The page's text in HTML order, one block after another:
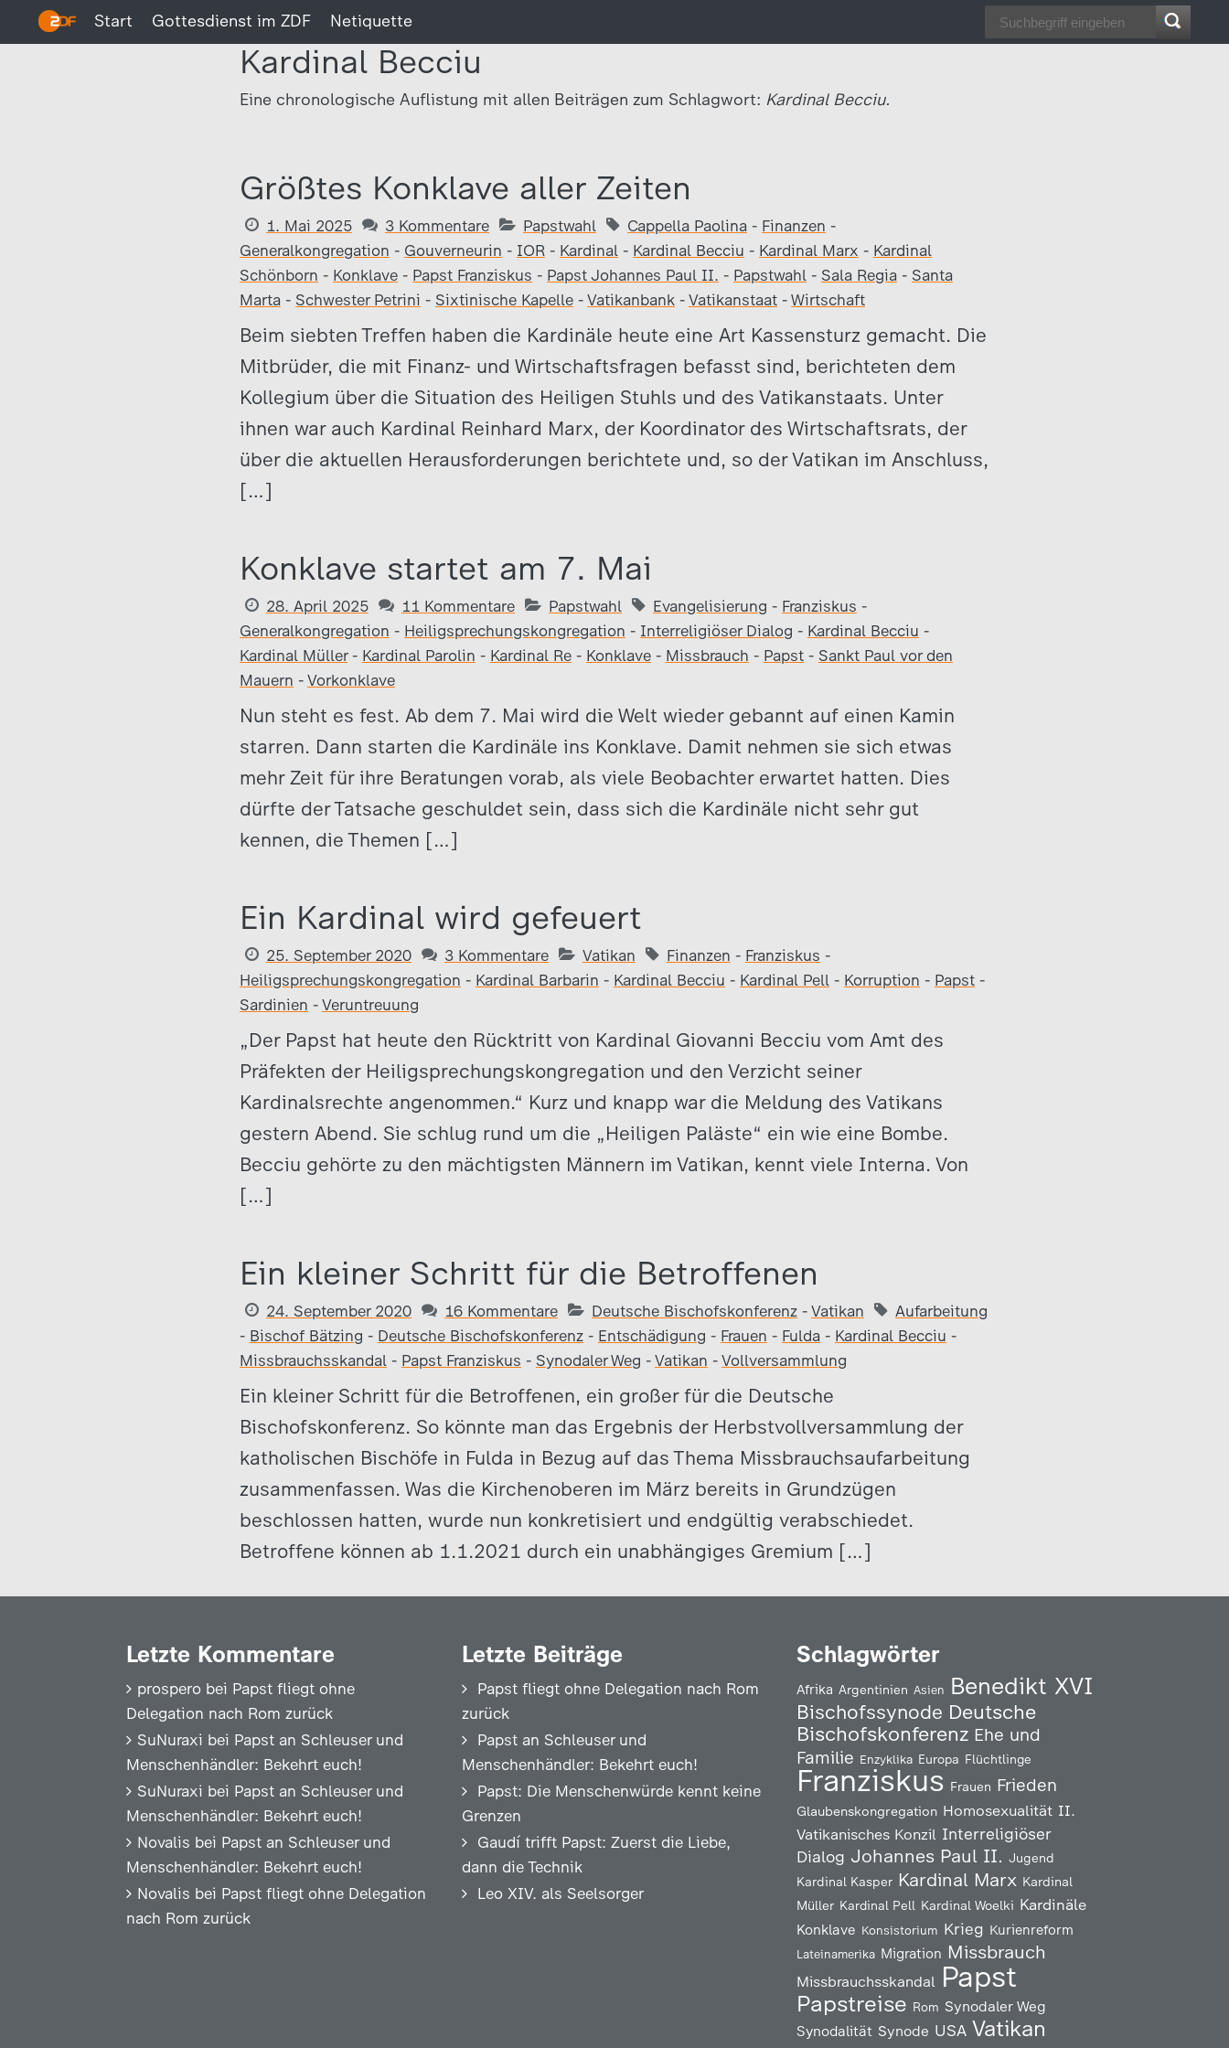
Start Gottesdienst im ZDF Netiquette
Kardinal Becciu
Eine chronologische Auflistung mit allen Beiträgen zum Schlagwort: Kardinal Becciu.
Größtes Konklave aller Zeiten
1. Mai 2025 3 Kommentare Papstwahl Cappella Paolina - Finanzen -
Generalkongregation - Gouverneurin - IOR - Kardinal - Kardinal Becciu - Kardinal Marx - Kardinal
Schönborn - Konklave - Papst Franziskus - Papst Johannes Paul II. - Papstwahl - Sala Regia - Santa
Marta - Schwester Petrini - Sixtinische Kapelle - Vatikanbank - Vatikanstaat - Wirtschaft
Beim siebten Treffen haben die Kardinäle heute eine Art Kassensturz gemacht. Die
Mitbrüder, die mit Finanz- und Wirtschaftsfragen befasst sind, berichteten dem
Kollegium über die Situation des Heiligen Stuhls und des Vatikanstaats. Unter
ihnen war auch Kardinal Reinhard Marx, der Koordinator des Wirtschaftsrats, der
über die aktuellen Herausforderungen berichtete und, so der Vatikan im Anschluss,
[…]
Konklave startet am 7. Mai
28. April 2025 11 Kommentare Papstwahl Evangelisierung - Franziskus -
Generalkongregation - Heiligsprechungskongregation - Interreligiöser Dialog - Kardinal Becciu -
Kardinal Müller- Kardinal Parolin - Kardinal Re - Konklave - Missbrauch - Papst - Sankt Paul vor den
Mauern - Vorkonklave
Nun steht es fest. Ab dem 7. Mai wird die Welt wieder gebannt auf einen Kamin
starren. Dann starten die Kardinäle ins Konklave. Damit nehmen sie sich etwas
mehr Zeit für ihre Beratungen vorab, als viele Beobachter erwartet hatten. Dies
dürfte der Tatsache geschuldet sein, dass sich die Kardinäle nicht sehr gut
kennen, die Themen […]
Ein Kardinal wird gefeuert
25. September 2020 3 Kommentare Vatikan Finanzen - Franziskus -
Heiligsprechungskongregation - Kardinal Barbarin - Kardinal Becciu - Kardinal Pell - Korruption - Papst -
Sardinien - Veruntreuung
„Der Papst hat heute den Rücktritt von Kardinal Giovanni Becciu vom Amt des
Präfekten der Heiligsprechungskongregation und den Verzicht seiner
Kardinalsrechte angenommen.“ Kurz und knapp war die Meldung des Vatikans
gestern Abend. Sie schlug rund um die „Heiligen Paläste“ ein wie eine Bombe.
Becciu gehörte zu den mächtigsten Männern im Vatikan, kennt viele Interna. Von
[…]
Ein kleiner Schritt für die Betroffenen
24. September 2020 16 Kommentare Deutsche Bischofskonferenz - Vatikan
Aufarbeitung
- Bischof Bätzing - Deutsche Bischofskonferenz - Entschädigung - Frauen - Fulda - Kardinal Becciu -
Missbrauchsskandal - Papst Franziskus - Synodaler Weg - Vatikan - Vollversammlung
Ein kleiner Schritt für die Betroffenen, ein großer für die Deutsche
Bischofskonferenz. So könnte man das Ergebnis der Herbstvollversammlung der
katholischen Bischöfe in Fulda in Bezug auf das Thema Missbrauchsaufarbeitung
zusammenfassen. Was die Kirchenoberen im März bereits in Grundzügen
beschlossen hatten, wurde nun konkretisiert und endgültig verabschiedet.
Betroffene können ab 1.1.2021 durch ein unabhängiges Gremium […]
Letzte Kommentare
prospero bei Papst fliegt ohne
Delegation nach Rom zurück
SuNuraxi bei Papst an Schleuser und
Menschenhändler: Bekehrt euch!
SuNuraxi bei Papst an Schleuser und
Menschenhändler: Bekehrt euch!
Novalis bei Papst an Schleuser und
Menschenhändler: Bekehrt euch!
Novalis bei Papst fliegt ohne Delegation
nach Rom zurück
Letzte Beiträge
Papst fliegt ohne Delegation nach Rom
zurück
Papst an Schleuser und
Menschenhändler: Bekehrt euch!
Papst: Die Menschenwürde kennt keine
Grenzen
Gaudí trifft Papst: Zuerst die Liebe,
dann die Technik
Leo XIV. als Seelsorger
Schlagwörter
Afrika Argentinien Asien Benedikt XVI
Bischofssynode Deutsche
Bischofskonferenz Ehe und
Familie Enzyklika Europa Flüchtlinge
Franziskus Frauen Frieden
Glaubenskongregation Homosexualität II.
Vatikanisches Konzil Interreligiöser
Dialog Johannes Paul II. Jugend
Kardinal Kasper Kardinal Marx Kardinal
Müller Kardinal Pell Kardinal Woelki Kardinäle
Konklave Konsistorium Krieg Kurienreform
Lateinamerika Migration Missbrauch
Missbrauchsskandal Papst
Papstreise Rom Synodaler Weg
Synodalität Synode USA Vatikan